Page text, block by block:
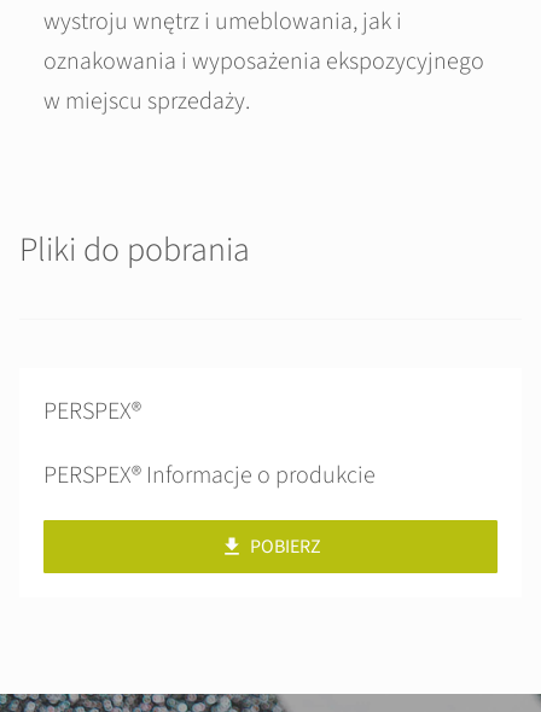
wystroju wnętrz i umeblowania, jak i
oznakowania i wyposażenia ekspozycyjnego
w miejscu sprzedaży.
Pliki do pobrania
PERSPEX®
PERSPEX® Informacje o produkcie
POBIERZ